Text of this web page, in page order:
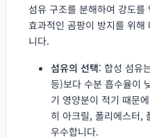
섬유 구조를 분해하여 강도
효과적인 곰팡이 방지를 위
니다.
섬유의 선택: 합성 섬유
등)보다 수분 흡수율이
기 영양분이 적기 때문
히 아크릴, 폴리에스터,
우수합니다.